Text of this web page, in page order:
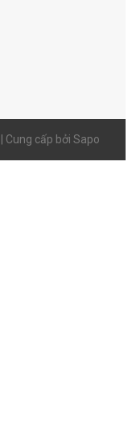
Cung cấp bởi Sapo